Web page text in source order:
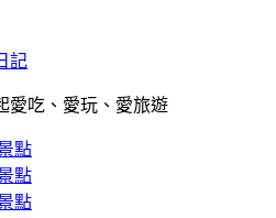
記
愛吃、愛玩、愛旅遊
點
點
點